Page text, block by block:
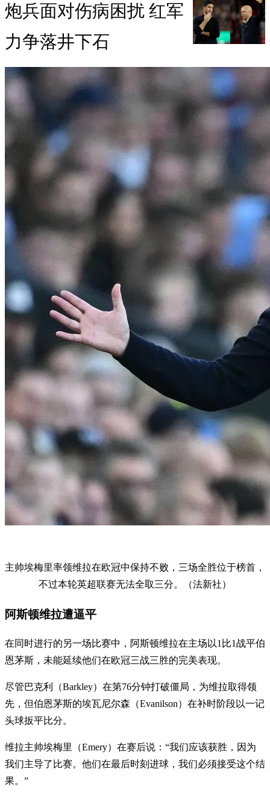
炮兵面对伤病困扰 红军
力争落井下石
主帅埃梅里率领维拉在欧冠中保持不败，三场全胜位于榜首，
不过本轮英超联赛无法全取三分。（法新社）
阿斯顿维拉遭逼平
在同时进行的另一场比赛中，阿斯顿维拉在主场以1比1战平伯
恩茅斯，未能延续他们在欧冠三战三胜的完美表现。
尽管巴克利（Barkley）在第76分钟打破僵局，为维拉取得领
先，但伯恩茅斯的埃瓦尼尔森（Evanilson）在补时阶段以一记
头球扳平比分。
维拉主帅埃梅里（Emery）在赛后说：“我们应该获胜，因为
我们主导了比赛。他们在最后时刻进球，我们必须接受这个结
果。”